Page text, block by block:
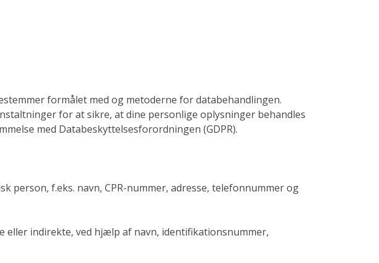
formålet med og metoderne for databehandlingen.
for at sikre, at dine personlige oplysninger behandles
med Databeskyttelsesforordningen (GDPR).
f.eks. navn, CPR-nummer, adresse, telefonnummer og
eller indirekte, ved hjælp af navn, identifikationsnummer,